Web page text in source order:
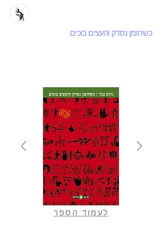
כשהזמן נסדק והעצים בוכים
לעמוד הספר